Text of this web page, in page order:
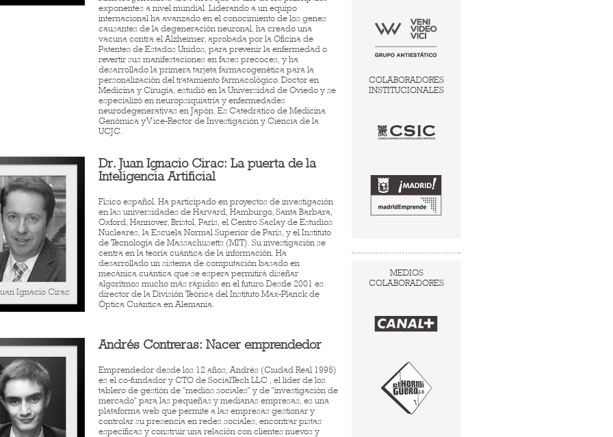
exponentes a nivel mundial. Liderando a un equipo
internacional ha avanzado en el conocimiento de los genes
causantes de la degeneración neuronal, ha creado una
vacuna contra el Alzheimer, aprobada por la Oficina de
Patentes de Estados Unidos, para prevenir la enfermedad o
revertir sus manifestaciones en fases precoces, y ha
desarrollado la primera tarjeta farmacogenética para la
personalización del tratamiento farmacológico. Doctor en
Medicina y Cirugía, estudió en la Universidad de Oviedo y se
especializó en neuropsiquiatría y enfermedades
neurodegenerativas en Japón. Es Catedrático de Medicina
Genómica y Vice-Rector de Investigación y Ciencia de la
UCJC.
Ignacio Cirac
Dr. Juan Ignacio Cirac: La puerta de la
Inteligencia Artificial
Físico español. Ha participado en proyectos de investigación
en las universidades de Harvard, Hamburgo, Santa Barbara,
Oxford, Hannover, Bristol, París, el Centro Saclay de Estudios
Nucleares, la Escuela Normal Superior de París, y el Instituto
de Tecnología de Massachusetts (MIT). Su investigación se
centra en la teoría cuántica de la información. Ha
desarrollado un sistema de computación basado en
mecánica cuántica que se espera permitirá diseñar
algoritmos mucho más rápidos en el futuro. Desde 2001 es
director de la División Teórica del Instituto Max-Planck de
Óptica Cuántica en Alemania.
Andrés Contreras: Nacer emprendedor
Emprendedor desde los 12 años, Andrés (Ciudad Real 1995)
es el co-fundador y CTO de SocialTech LLC , el líder de los
tablero de gestión de "medios sociales" y de "investigación de
mercado" para las pequeñas y medianas empresas, es una
plataforma web que permite a las empresas gestionar y
controlar su presencia en redes sociales, encontrar pistas
específicas y construir una relación con clientes nuevos y
COLABORADORES
INSTITUCIONALES
MEDIOS
COLABORADORES